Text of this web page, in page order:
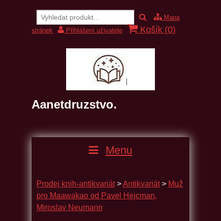
Mapa
stránek
Přihlášení uživatele Košík (0)
Aanetdruzstvo.
Menu
Prodej knih-antikvariát >Antikvariát > Muž
pro Maawakao od Pavel Hejcman,
Miroslav Neumann